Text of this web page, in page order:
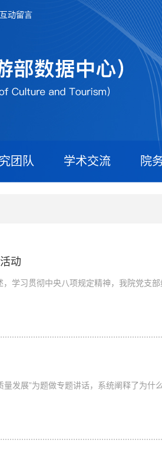
互动留言
团队 学术交流 院
动
学习贯彻中央八项规定精神，我院党支
发展”为题做专题讲话，系统阐释了为什